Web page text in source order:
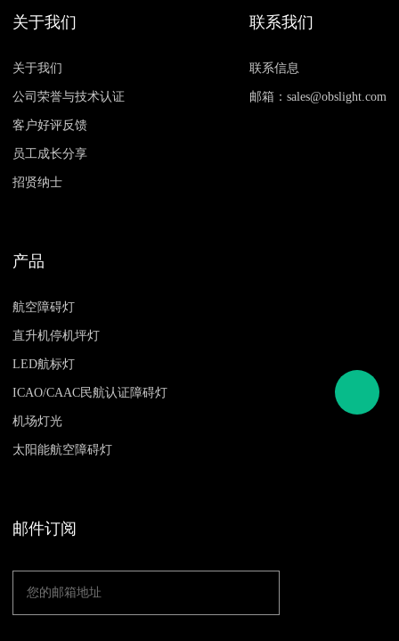
关于我们
关于我们
公司荣誉与技术认证
客户好评反馈
员工成长分享
招贤纳士
联系我们
联系信息
邮箱：sales@obslight.com
产品
航空障碍灯
直升机停机坪灯
LED航标灯
ICAO/CAAC民航认证障碍灯
机场灯光
太阳能航空障碍灯
邮件订阅